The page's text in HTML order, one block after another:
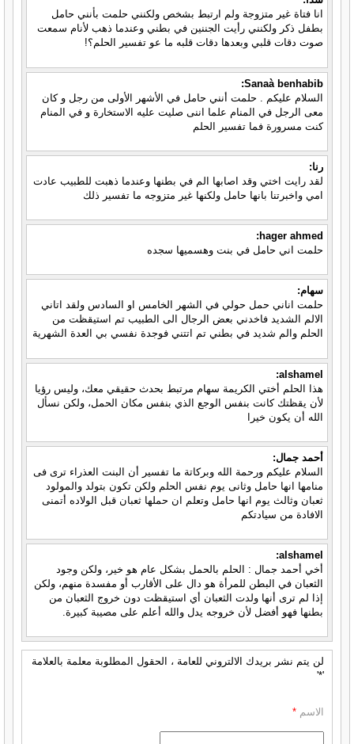
انا فتاة غير متزوجة ولم ارتبط بشخص ولكنني حلمت بأنني حامل
بطفل ذكر ولكنني رأيت الجننين في بطني وعندما ذهب لأنام سمعت
صوت دقات قلبي وبعدها دقات قلبه ما عو تفسير الحلم؟!
Sanaà benhabib:
السلام عليكم . حلمت أنني حامل في الأشهر الأولى من رجل و كان
معى الرجل في المنام علما اننى صليت عليه الاستخارة و في المنام
كنت مسرورة فما تفسير الحلم
رنا:
لقد رايت اختي وقد اصابها الم في بطنها وعندما ذهبت للطبيب عادت
امي واخبرتنا بانها حامل ولكنها غير متزوجه ما تفسير ذلك
hager ahmed:
حلمت اني حامل في بنت وهسميها سجده
سهام:
حلمت اناني حمل حولي في الشهر الخامس او السادس ولقد اتاني
الالم الشديد فاخدني بعض الرجال الى الطبيب تم استيقظت من
الحلم والم شديد في بطني تم اتتني فوجدة نفسي بي العدة الشهرية
alshamel:
هذا الحلم أختي الكريمة سهام مرتبط بحدث حقيقي معك، وليس رؤيا
لأن يقظتك كانت بنفس الوجع الذي بنفس مكان الحمل، ولكن نسأل
الله أن يكون خيرا
أحمد جمال:
السلام عليكم ورحمة الله وبركاتة ما تفسير أن البنت العذراء ترى فى
منامها انها حامل وثانى يوم نفس الحلم ولكن تكون بتولد والمولود
ثعبان وثالث يوم انها حامل وتعلم ان حملها ثعبان قبل الولاده أتمنى
الافادة من سيادتكم
alshamel:
أخي أحمد جمال : الحلم بالحمل بشكل عام هو خير، ولكن وجود
الثعبان في البطن للمرأة هو دال على الأقارب أو مفسدة منهم، ولكن
إذا لم ترى أنها ولدت الثعبان أي استيقظت دون خروج الثعبان من
بطنها فهو أفضل لأن خروجه يدل والله أعلم على مصيبة كبيرة.
لن يتم نشر بريدك الالتروني للعامة ، الحقول المطلوبة معلمة بالعلامة
'*'
الاسم *